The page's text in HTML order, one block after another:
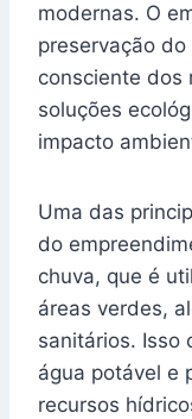
modernas. O
preservação
consciente dos
soluções
impacto
Uma das
do
chuva, que é
áreas verdes,
sanitários. Isso
água potável e
recursos